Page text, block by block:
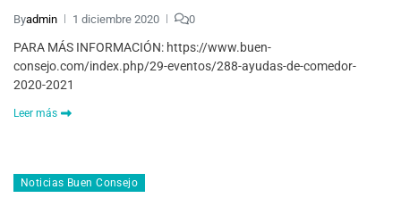
Byadmin 1 diciembre 2020 0
PARA MÁS INFORMACIÓN: https://www.buen-
consejo.com/index.php/29-eventos/288-ayudas-de-comedor-
2020-2021
Leer más
Noticias Buen Consejo